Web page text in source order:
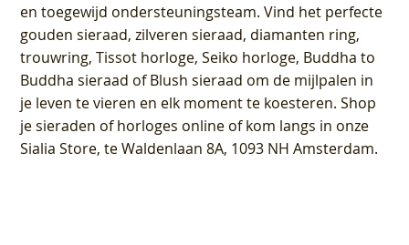
en toegewijd ondersteuningsteam. Vind het perfecte
gouden sieraad, zilveren sieraad, diamanten ring,
trouwring, Tissot horloge, Seiko horloge, Buddha to
Buddha sieraad of Blush sieraad om de mijlpalen in
je leven te vieren en elk moment te koesteren. Shop
je sieraden of horloges online of kom langs in onze
Sialia Store, te Waldenlaan 8A, 1093 NH Amsterdam.